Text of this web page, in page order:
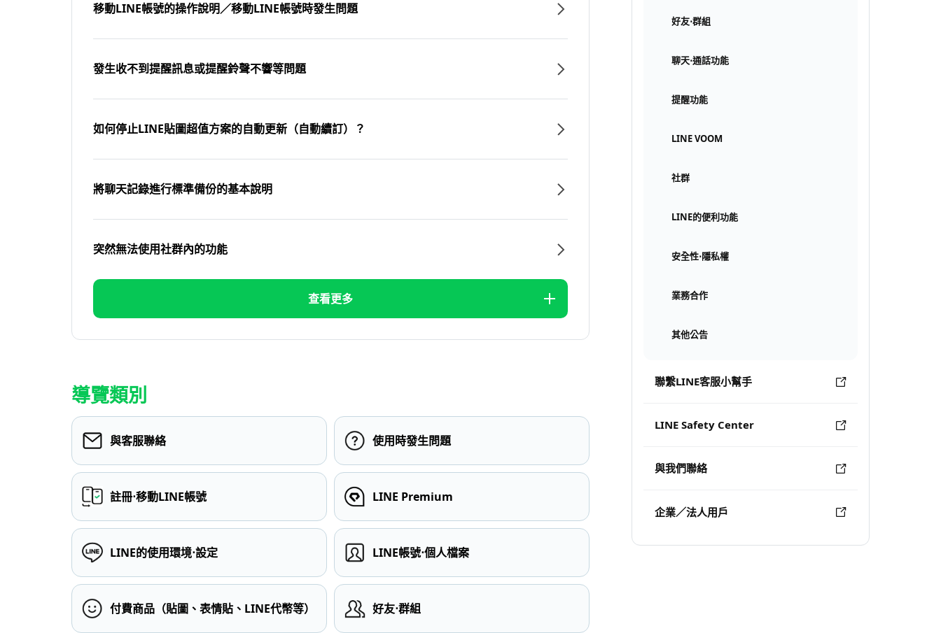
好友⋅群組
聊天⋅通話功能
提醒功能
LINE VOOM
社群
LINE的便利功能
安全性⋅隱私權
業務合作
其他公告
聯繫LINE客服小幫手
LINE Safety Center
與我們聯絡
企業／法人用戶
移動LINE帳號的操作說明／移動LINE帳號時發生問題
發生收不到提醒訊息或提醒鈴聲不響等問題
如何停止LINE貼圖超值方案的自動更新（自動續訂）？
將聊天記錄進行標準備份的基本說明
突然無法使用社群內的功能
查看更多
導覽類別
與客服聯絡 使用時發生問題
註冊⋅移動LINE帳號 LINE Premium
LINE的使用環境⋅設定 LINE帳號⋅個人檔案
付費商品（貼圖、表情貼、LINE代幣等） 好友⋅群組